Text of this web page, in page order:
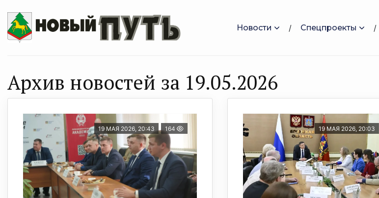
Новости Спецпроекты
Архив новостей за 19.05.2026
19 МАЯ 2026, 20:43 164 19 МАЯ 2026, 20:03